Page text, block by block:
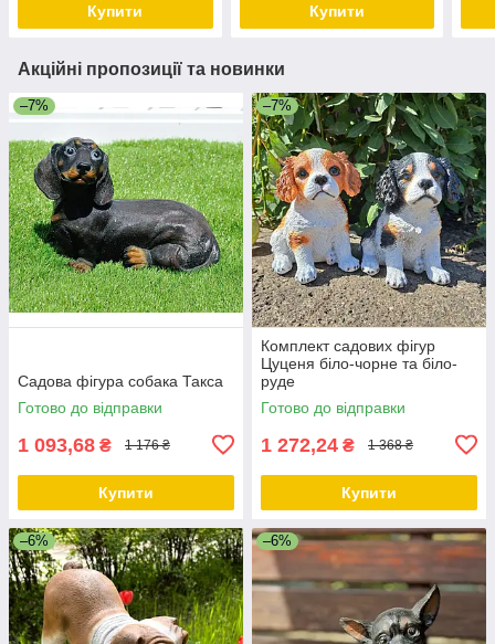
Купити Купити
Акційні пропозиції та новинки
–7%
Садова фігура собака Такса
Готово до відправки
1 093,68 ₴ 1 176 ₴
Купити
–7%
Комплект садових фігур
Цуценя біло-чорне та біло-
руде
Готово до відправки
1 272,24 ₴ 1 368 ₴
Купити
–6% –6%